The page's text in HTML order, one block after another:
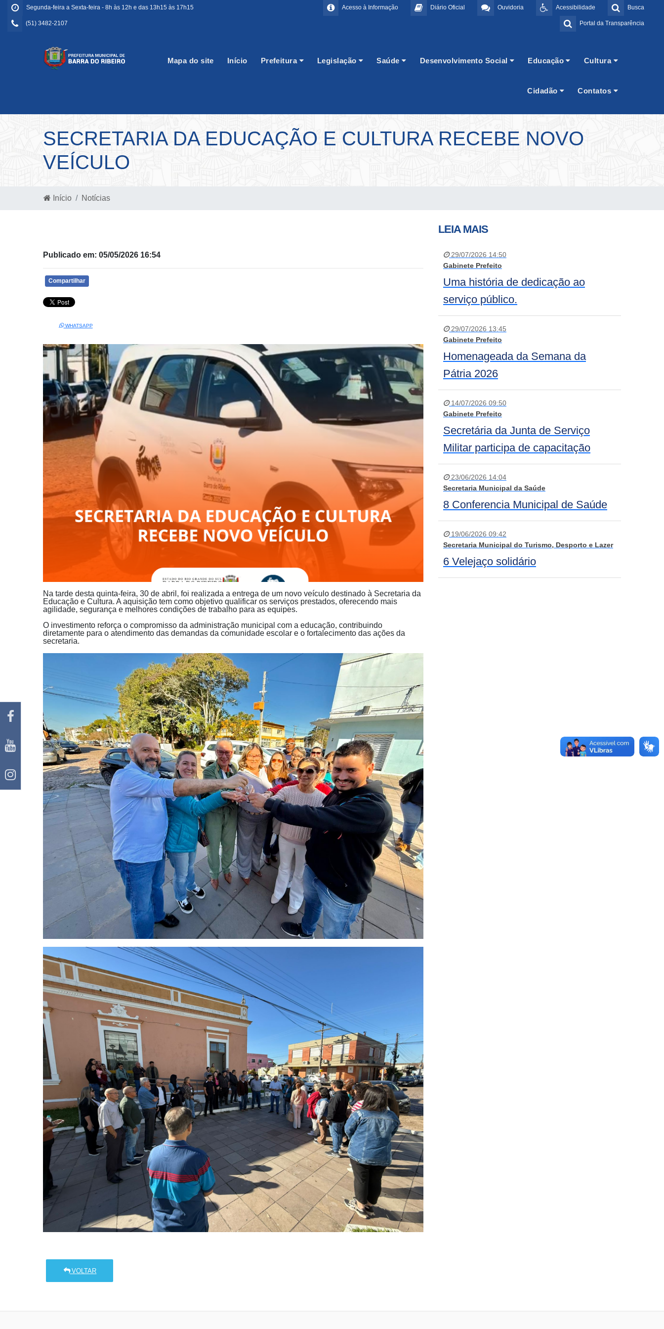
Segunda-feira a Sexta-feira - 8h às 12h e das 13h15 às 17h15
(51) 3482-2107
Busca
Acessibilidade
Ouvidoria
Diário Oficial
Acesso à Informação
Portal da Transparência
Mapa do site Início Prefeitura Legislação Saúde Desenvolvimento Social Educação Cultura
Cidadão Contatos
SECRETARIA DA EDUCAÇÃO E CULTURA RECEBE NOVO
VEÍCULO
Início Notícias
Publicado em: 05/05/2026 16:54
Compartilhar
WHATSAPP
Na tarde desta quinta-feira, 30 de abril, foi realizada a entrega de um novo veículo destinado à Secretaria da
Educação e Cultura. A aquisição tem como objetivo qualificar os serviços prestados, oferecendo mais
agilidade, segurança e melhores condições de trabalho para as equipes.
O investimento reforça o compromisso da administração municipal com a educação, contribuindo
diretamente para o atendimento das demandas da comunidade escolar e o fortalecimento das ações da
secretaria.
VOLTAR
LEIA MAIS
29/07/2026 14:50
Gabinete Prefeito
Uma história de dedicação ao
serviço público.
29/07/2026 13:45
Gabinete Prefeito
Homenageada da Semana da
Pátria 2026
14/07/2026 09:50
Gabinete Prefeito
Secretária da Junta de Serviço
Militar participa de capacitação
23/06/2026 14:04
Secretaria Municipal da Saúde
8 Conferencia Municipal de Saúde
19/06/2026 09:42
Secretaria Municipal do Turismo, Desporto e Lazer
6 Velejaço solidário